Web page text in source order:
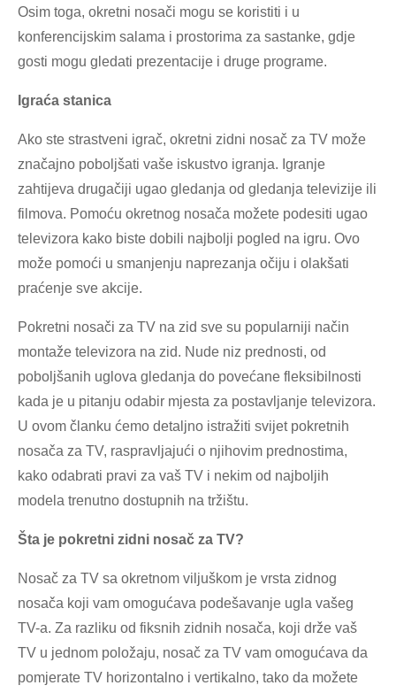
Osim toga, okretni nosači mogu se koristiti i u
konferencijskim salama i prostorima za sastanke, gdje
gosti mogu gledati prezentacije i druge programe.
Igraća stanica
Ako ste strastveni igrač, okretni zidni nosač za TV može
značajno poboljšati vaše iskustvo igranja. Igranje
zahtijeva drugačiji ugao gledanja od gledanja televizije ili
filmova. Pomoću okretnog nosača možete podesiti ugao
televizora kako biste dobili najbolji pogled na igru. Ovo
može pomoći u smanjenju naprezanja očiju i olakšati
praćenje sve akcije.
Pokretni nosači za TV na zid sve su popularniji način
montaže televizora na zid. Nude niz prednosti, od
poboljšanih uglova gledanja do povećane fleksibilnosti
kada je u pitanju odabir mjesta za postavljanje televizora.
U ovom članku ćemo detaljno istražiti svijet pokretnih
nosača za TV, raspravljajući o njihovim prednostima,
kako odabrati pravi za vaš TV i nekim od najboljih
modela trenutno dostupnih na tržištu.
Šta je pokretni zidni nosač za TV?
Nosač za TV sa okretnom viljuškom je vrsta zidnog
nosača koji vam omogućava podešavanje ugla vašeg
TV-a. Za razliku od fiksnih zidnih nosača, koji drže vaš
TV u jednom položaju, nosač za TV vam omogućava da
pomjerate TV horizontalno i vertikalno, tako da možete